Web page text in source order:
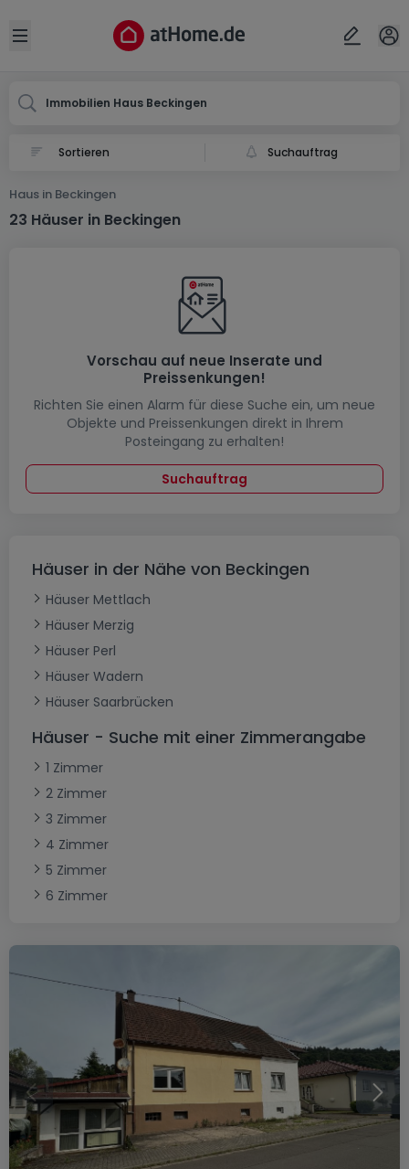
Open sidebar
Immobilien Haus Beckingen
Suchauftrag
Haus in Beckingen
23 Häuser in Beckingen
Vorschau auf neue Inserate und
Preissenkungen!
Richten Sie einen Alarm für diese Suche ein, um neue
Objekte und Preissenkungen direkt in Ihrem
Posteingang zu erhalten!
Suchauftrag
Häuser in der Nähe von Beckingen
Häuser Mettlach
Häuser Merzig
Häuser Perl
Häuser Wadern
Häuser Saarbrücken
Häuser - Suche mit einer Zimmerangabe
1 Zimmer
2 Zimmer
3 Zimmer
4 Zimmer
5 Zimmer
6 Zimmer
Ort
Abbrechen ok